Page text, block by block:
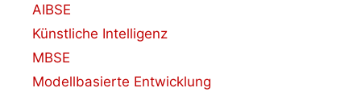
AIBSE
Künstliche Intelligenz
MBSE
Modellbasierte Entwicklung